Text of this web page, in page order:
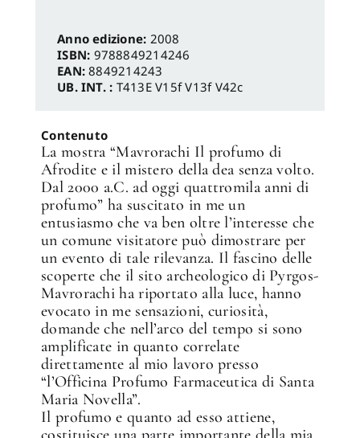
Anno edizione: 2008
ISBN: 9788849214246
EAN:8849214243
UB. INT. : T413E V15f V13f V42c
Contenuto
La mostra “Mavrorachi Il profumo di
Afrodite e il mistero della dea senza volto.
Dal 2000 a.C. ad oggi quattromila anni di
profumo” ha suscitato in me un
entusiasmo che va ben oltre l’interesse che
un comune visitatore può dimostrare per
un evento di tale rilevanza. Il fascino delle
scoperte che il sito archeologico di Pyrgos-
Mavrorachi ha riportato alla luce, hanno
evocato in me sensazioni, curiosità,
domande che nell’arco del tempo si sono
amplificate in quanto correlate
direttamente al mio lavoro presso
“l’Officina Profumo Farmaceutica di Santa
Maria Novella”.
Il profumo e quanto ad esso attiene,